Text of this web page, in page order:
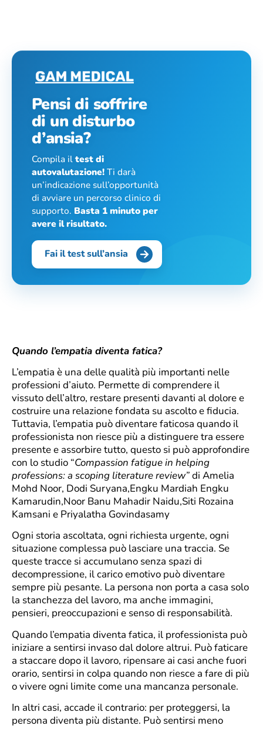
Pensi di soffrire
di un disturbo
d’ansia?
Compila iltest di
autovalutazione!Ti darà
un’indicazione sull’opportunità
di avviare un percorso clinico di
supporto. Basta 1 minuto per
avere il risultato.
Fai il test sull’ansia
Quando l’empatia diventa fatica?
L’empatia è una delle qualità più importanti nelle
professioni d’aiuto. Permette di comprendere il
vissuto dell’altro, restare presenti davanti al dolore e
costruire una relazione fondata su ascolto e fiducia.
Tuttavia, l’empatia può diventare faticosa quando il
professionista non riesce più a distinguere tra essere
presente e assorbire tutto, questo si può approfondire
con lo studio “Compassion fatigue in helping
professions: a scoping literature review”di Amelia
Mohd Noor, Dodi Suryana,Engku Mardiah Engku
Kamarudin,Noor Banu Mahadir Naidu,Siti Rozaina
Kamsani e Priyalatha Govindasamy
Ogni storia ascoltata, ogni richiesta urgente, ogni
situazione complessa può lasciare una traccia. Se
queste tracce si accumulano senza spazi di
decompressione, il carico emotivo può diventare
sempre più pesante. La persona non porta a casa solo
la stanchezza del lavoro, ma anche immagini,
pensieri, preoccupazioni e senso di responsabilità.
Quando l’empatia diventa fatica, il professionista può
iniziare a sentirsi invaso dal dolore altrui. Può faticare
a staccare dopo il lavoro, ripensare ai casi anche fuori
orario, sentirsi in colpa quando non riesce a fare di più
o vivere ogni limite come una mancanza personale.
In altri casi, accade il contrario: per proteggersi, la
persona diventa più distante. Può sentirsi meno